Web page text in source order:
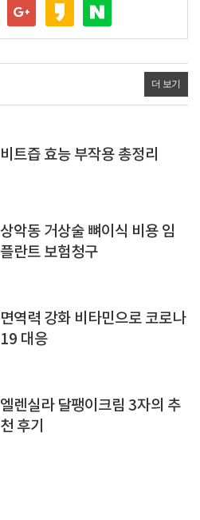
더 보기
비트즙 효능 부작용 총정리
상악동 거상술 뼈이식 비용 임
플란트 보험청구
면역력 강화 비타민으로 코로나
19 대응
엘렌실라 달팽이크림 3자의 추
천 후기